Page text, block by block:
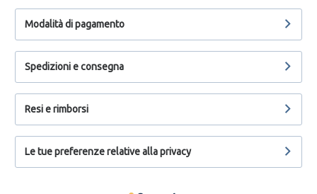
Modalità di pagamento
Spedizioni e consegna
Resi e rimborsi
Le tue preferenze relative alla privacy